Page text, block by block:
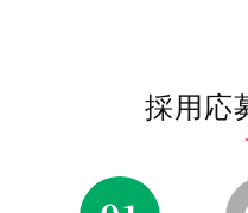
応募⇒一次面接(オン
面接地
採用応